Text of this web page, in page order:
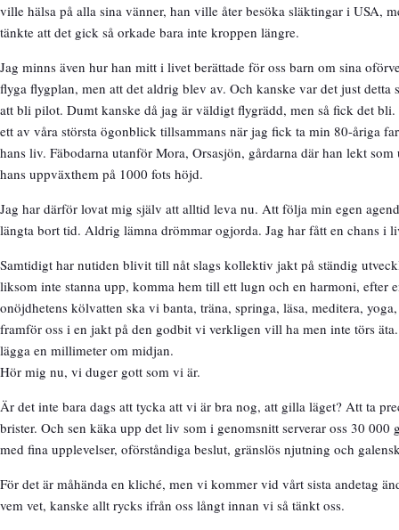
ville hälsa på alla sina vänner, han ville åter besöka släktingar i USA,
tänkte att det gick så orkade bara inte kroppen längre.
Jag minns även hur han mitt i livet berättade för oss barn om sina
flyga flygplan, men att det aldrig blev av. Och kanske var det just
att bli pilot. Dumt kanske då jag är väldigt flygrädd, men så fick det
ett av våra största ögonblick tillsammans när jag fick ta min 80-åriga
hans liv. Fäbodarna utanför Mora, Orsasjön, gårdarna där han lekt
hans uppväxthem på 1000 fots höjd.
Jag har därför lovat mig själv att alltid leva nu. Att följa min egen
längta bort tid. Aldrig lämna drömmar ogjorda. Jag har fått en chans i
Samtidigt har nutiden blivit till nåt slags kollektiv jakt på ständig
liksom inte stanna upp, komma hem till ett lugn och en harmoni, efter
onöjdhetens kölvatten ska vi banta, träna, springa, läsa, meditera,
framför oss i en jakt på den godbit vi verkligen vill ha men inte törs
lägga en millimeter om midjan.
Hör mig nu, vi duger gott som vi är.
Är det inte bara dags att tycka att vi är bra nog, att gilla läget? Att ta
brister. Och sen käka upp det liv som i genomsnitt serverar oss 30
med fina upplevelser, oförståndiga beslut, gränslös njutning och
För det är måhända en kliché, men vi kommer vid vårt sista andetag
vem vet, kanske allt rycks ifrån oss långt innan vi så tänkt oss.